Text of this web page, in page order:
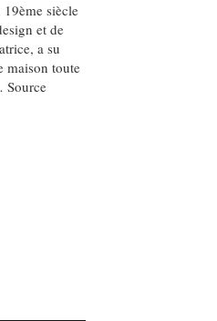
siècle
et de
a su
maison toute
Source